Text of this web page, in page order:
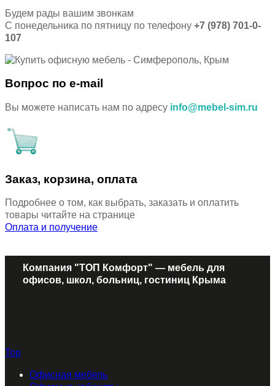
Будем рады вашим звонкам
С понедельника по пятницу по телефону +7 (978) 701-0-
107
Вопрос по e-mail
Вы можете написать нам по адресу info@mebel-sim.ru
Заказ, корзина, оплата
Подробнее о том, как выбрать, заказать и оплатить
товары читайте на странице
Оплата и получение
Компания "ТОП Комфорт" — мебель для
офисов, школ, больниц, гостиниц Крыма
Top
Офисная мебель